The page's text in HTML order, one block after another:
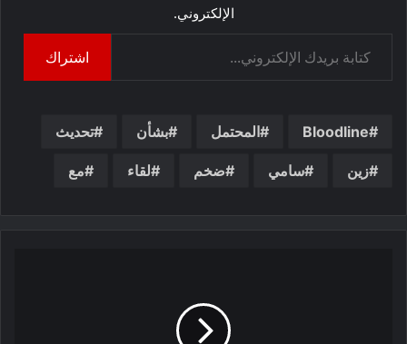
الإلكتروني.
اشتراك
Bloodline المحتمل بشأن تحديث
زين سامي ضخم لقاء مع